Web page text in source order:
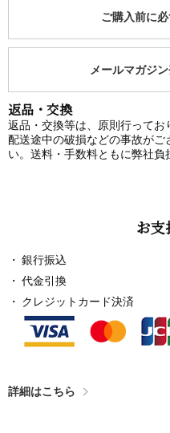
ご購入前に
メールマガジ
返品・交換
返品・交換等は、原則行ってお
配送途中の破損などの事故がご
い。送料・手数料ともに弊社負
お支
銀行振込
代金引換
クレジットカード決済
詳細はこちら